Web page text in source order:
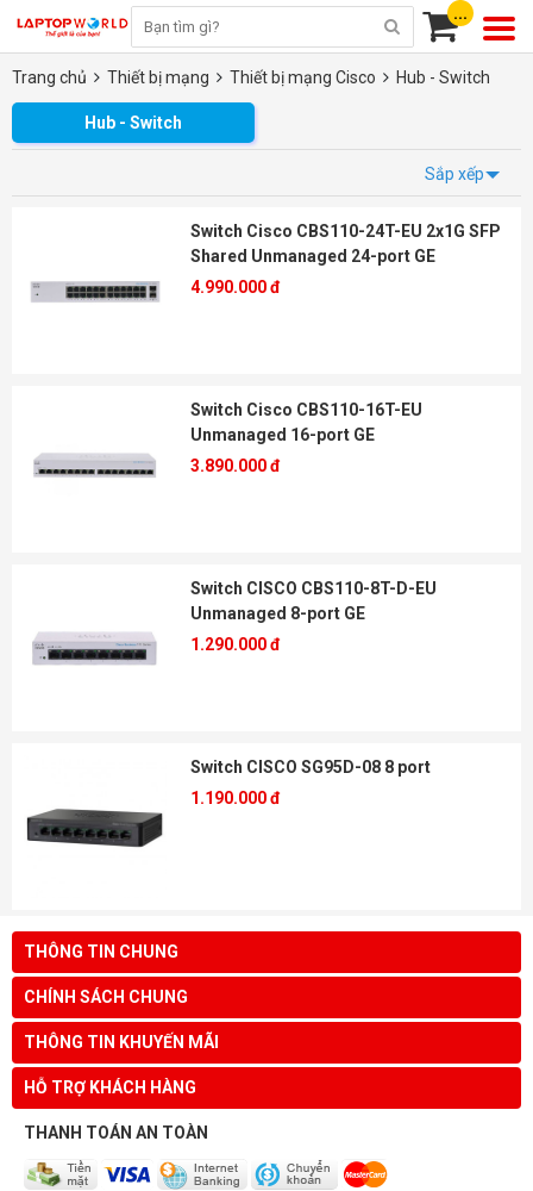
...
Trang chủ Thiết bị mạng Thiết bị mạng Cisco Hub - Switch
Hub - Switch
Sắp xếp
Switch Cisco CBS110-24T-EU 2x1G SFP
Shared Unmanaged 24-port GE
4.990.000 đ
Switch Cisco CBS110-16T-EU
Unmanaged 16-port GE
3.890.000 đ
Switch CISCO CBS110-8T-D-EU
Unmanaged 8-port GE
1.290.000 đ
Switch CISCO SG95D-08 8 port
1.190.000 đ
THÔNG TIN CHUNG
CHÍNH SÁCH CHUNG
THÔNG TIN KHUYẾN MÃI
HỖ TRỢ KHÁCH HÀNG
THANH TOÁN AN TOÀN